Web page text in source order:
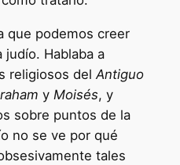
que podemos creer
Hablaba a
religiosos delAntiguo
y Moisés, y
sobre puntos de la
no se ve por qué
tales